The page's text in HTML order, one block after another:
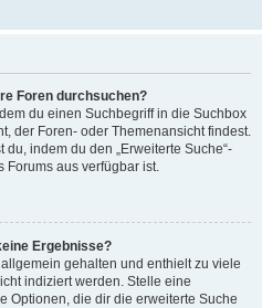
Foren durchsuchen?
du einen Suchbegriff in die Suchbox
der Foren- oder Themenansicht findest.
indem du den „Erweiterte Suche“-
Forums aus verfügbar ist.
Ergebnisse?
gehalten und enthielt zu viele
indiziert werden. Stelle eine
Optionen, die dir die erweiterte Suche